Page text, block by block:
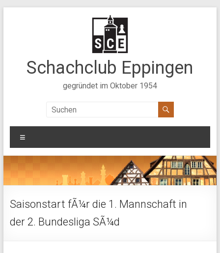
Schachclub Eppingen
gegründet im Oktober 1954
Saisonstart fÃ¼r die 1. Mannschaft in
der 2. Bundesliga SÃ¼d